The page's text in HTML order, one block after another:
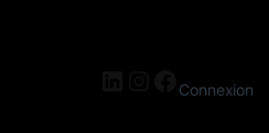
LinkedIn
Instagram
Connexion